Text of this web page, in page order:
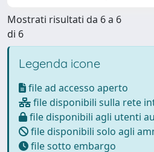
Mostrati risultati da 6 a 6
di 6
Legenda icone
file ad accesso aperto
file disponibili sulla rete
file disponibili agli utenti
file disponibili solo agli
file sotto embargo